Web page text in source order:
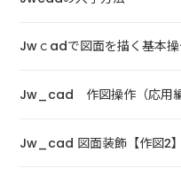
Jwｃadで図面を描く基本
Jw_cad 作図操作（応用編
Jw_cad 図面装飾【作図2】